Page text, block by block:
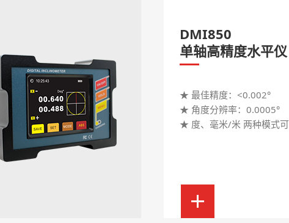
DMI850
单轴高精度水平仪
★ 最佳精度：<0.002°
★ 角度分辨率：0.0005°
★ 度、毫米/米 两种模式